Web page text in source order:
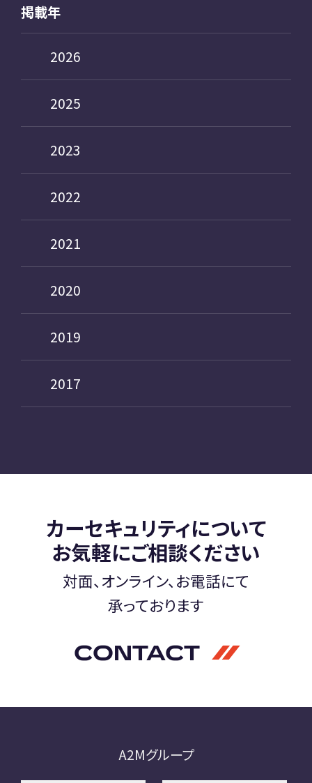
掲載年
2026
2025
2023
2022
2021
2020
2019
2017
カーセキュリティについて
お気軽にご相談ください
対面、オンライン、お電話にて
承っております
CONTACT
A2Mグループ